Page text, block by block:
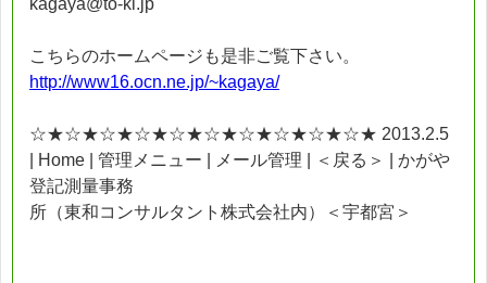
kagaya@to-ki.jp
こちらのホームページも是非ご覧下さい。
http://www16.ocn.ne.jp/~kagaya/
☆★☆★☆★☆★☆★☆★☆★☆★☆★☆★ 2013.2.5
| Home | 管理メニュー | メール管理 | ＜戻る＞ | かがや
登記測量事務
所（東和コンサルタント株式会社内）＜宇都宮＞